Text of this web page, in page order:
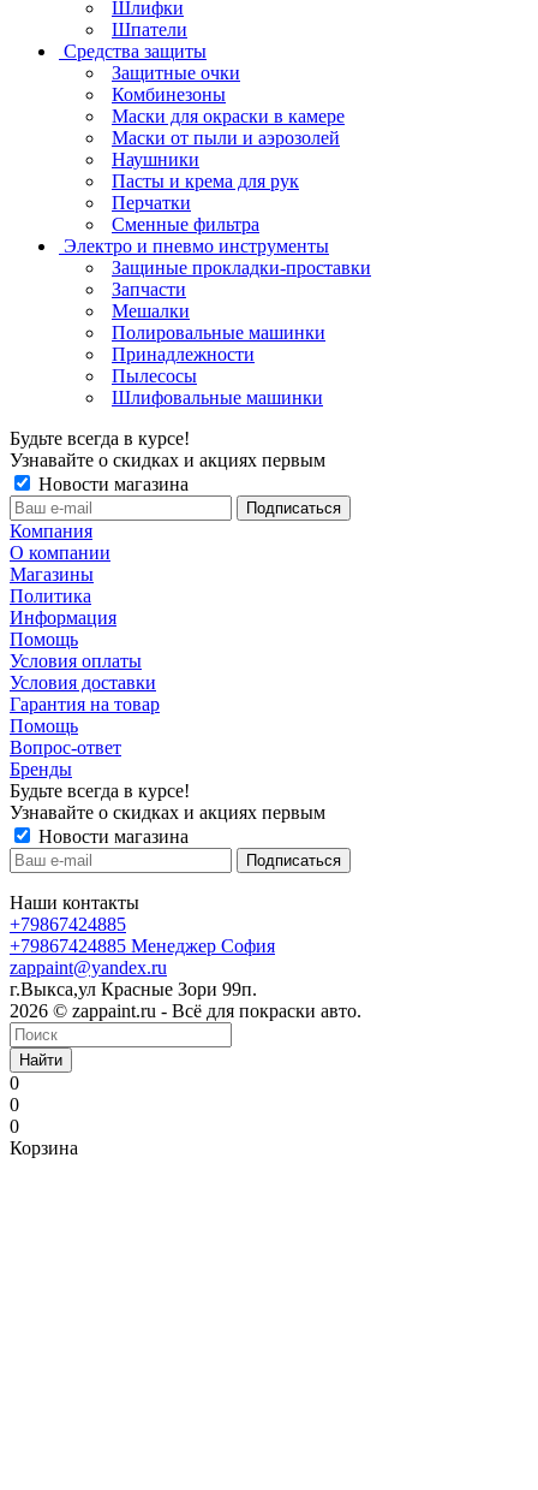
Шлифки
Шпатели
Средства защиты
Защитные очки
Комбинезоны
Маски для окраски в камере
Маски от пыли и аэрозолей
Наушники
Пасты и крема для рук
Перчатки
Сменные фильтра
Электро и пневмо инструменты
Защиные прокладки-проставки
Запчасти
Мешалки
Полировальные машинки
Принадлежности
Пылесосы
Шлифовальные машинки
Будьте всегда в курсе!
Узнавайте о скидках и акциях первым
Новости магазина
Компания
О компании
Магазины
Политика
Информация
Помощь
Условия оплаты
Условия доставки
Гарантия на товар
Помощь
Вопрос-ответ
Бренды
Будьте всегда в курсе!
Узнавайте о скидках и акциях первым
Новости магазина
Наши контакты
+79867424885
+79867424885 Менеджер София
zappaint@yandex.ru
г.Выкса,ул Красные Зори 99п.
2026 © zappaint.ru - Всё для покраски авто.
Найти
0
0
0
Корзина